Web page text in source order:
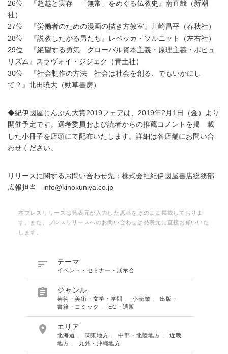
26位 『超越と実存 「無常」をめぐる仏教史』南直哉（新潮
社）
27位 『労働者のための漫画の描き方教室』川崎昌平（春秋社）
28位 『説教したがる男たち』レベッカ・ソルニット（左右社）
29位 『絶望する勇気 グローバル資本主義・原理主義・ポピュ
リズム』スラヴォイ・ジジェク（青土社）
30位 『社会制作の方法 社会は社会を創る、でもいかにし
て？』北田暁大（勁草書房）
◆紀伊國屋じんぶん大賞2019フェアは、2019年2月1日（金）より
開催予定です。選考委員および読者からの推薦コメントを掲 載
した小冊子を店頭にて配布いたします。詳細は各店舗にお問い合
わせください。
リリースに関するお問い合わせ先：株式会社紀伊國屋書店総務部
広報担当 info@kinokuniya.co.jp
本プレスリリースは発表元が入力した原稿をそのまま掲載しておりま
す。また、プレスリリースへのお問い合わせは発表元に直接お願いいた
します。
 テーマ
イベント・セミナー・展示会
 ジャンル
芸術・美術・文学・学問 、小売業 、出版・
書籍・コミック
EC・通販
 エリア
北海道 関東地方 、中部・北陸地方 、近畿
地方
九州・沖縄地方